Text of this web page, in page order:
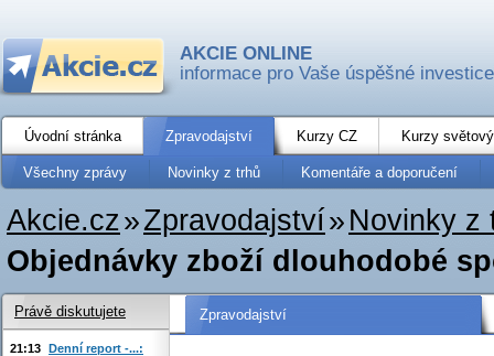
AKCIE ONLINE
informace pro Vaše úspěšné investice
Úvodní stránka Zpravodajství Kurzy CZ Kurzy
Všechny zprávy Novinky z trhů Komentáře a doporučení
Akcie.cz»Zpravodajství» Novinky z
Objednávky zboží dlouhodobé
Zpravodajství
Právě diskutujete
21:13 Denní report -...: